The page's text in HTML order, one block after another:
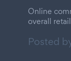
Online
overall
Posted